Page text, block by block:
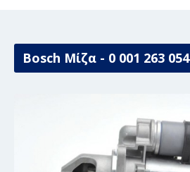
Bosch Μίζα - 0 001 263 054